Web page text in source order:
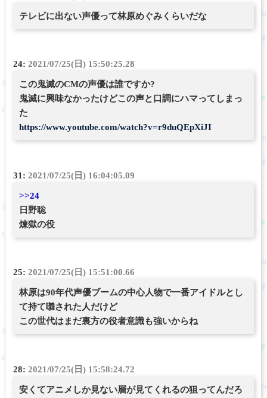
テレビに出ない声優って林原めぐみくらいだな
24: 2021/07/25(日) 15:50:25.28
この鬼滅のCMの声優は誰ですか?
鬼滅に興味なかったけどこの声と口調にハマってしまっ
た
https://www.youtube.com/watch?v=r9duQEpXiJI
31: 2021/07/25(日) 16:04:05.09
>>24
日野聡
煉獄の役
25: 2021/07/25(日) 15:51:00.66
林原は90年代声優ブームの中心人物で一番アイドルとし
て持て囃された人だけど
この世代はまだ裏方の役者意識も強いからね
28: 2021/07/25(日) 15:58:24.72
安くてアニメしか見ない層が見てくれるの狙ってんだろ